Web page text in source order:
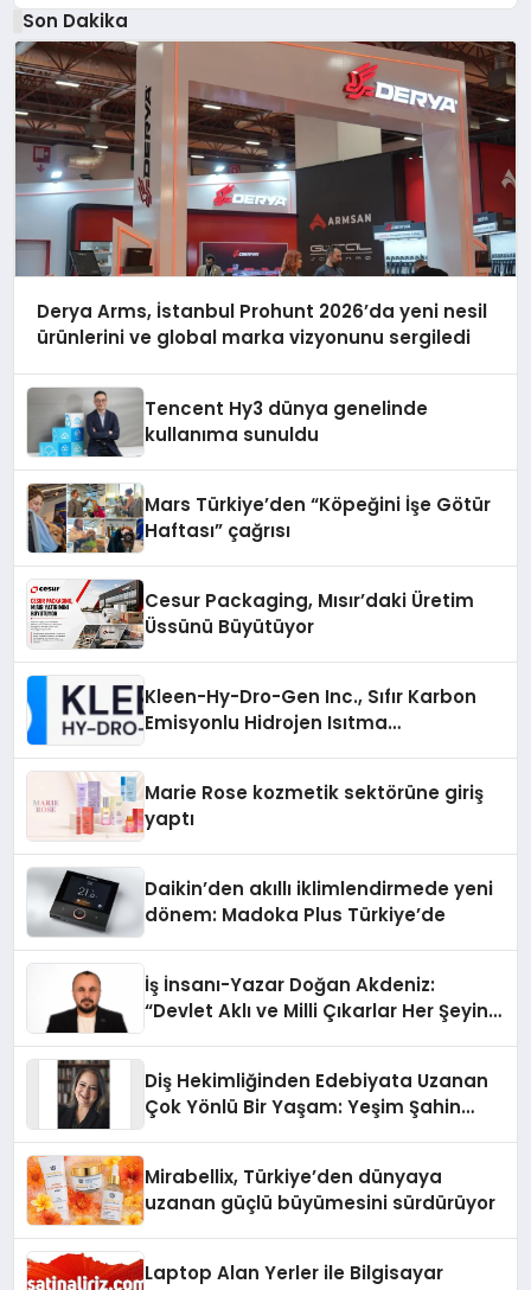
Son Dakika
Derya Arms, İstanbul Prohunt 2026’da yeni nesil
ürünlerini ve global marka vizyonunu sergiledi
Tencent Hy3 dünya genelinde
kullanıma sunuldu
Mars Türkiye’den “Köpeğini İşe Götür
Haftası” çağrısı
Cesur Packaging, Mısır’daki Üretim
Üssünü Büyütüyor
Kleen-Hy-Dro-Gen Inc., Sıfır Karbon
Emisyonlu Hidrojen Isıtma
Marie Rose kozmetik sektörüne giriş
yaptı
Daikin’den akıllı iklimlendirmede yeni
dönem: Madoka Plus Türkiye’de
İş İnsanı-Yazar Doğan Akdeniz:
“Devlet Aklı ve Milli Çıkarlar Her Şeyin
Diş Hekimliğinden Edebiyata Uzanan
Çok Yönlü Bir Yaşam: Yeşim Şahin
Mirabellix, Türkiye’den dünyaya
uzanan güçlü büyümesini sürdürüyor
Laptop Alan Yerler ile Bilgisayar